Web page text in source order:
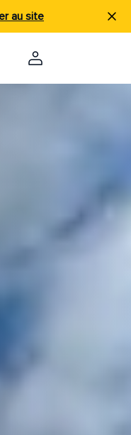
au site